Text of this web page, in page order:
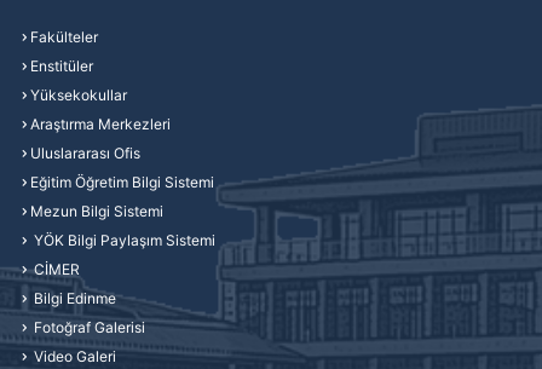
Fakülteler
Enstitüler
Yüksekokullar
Araştırma Merkezleri
Uluslararası Ofis
Eğitim Öğretim Bilgi Sistemi
Mezun Bilgi Sistemi
YÖK Bilgi Paylaşım Sistemi
CİMER
Bilgi Edinme
Fotoğraf Galerisi
Video Galeri